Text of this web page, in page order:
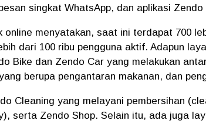
singkat WhatsApp, dan aplikasi
online menyatakan, saat ini terdapat 700
dari 100 ribu pengguna aktif. Adapun
Bike dan Zendo Car yang melakukan
berupa pengantaran makanan, dan
Cleaning yang melayani pembersihan
serta Zendo Shop. Selain itu, ada juga